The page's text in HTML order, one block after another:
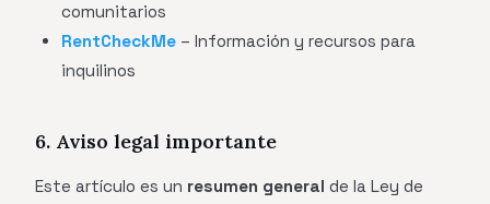
comunitarios
RentCheckMe – Información y recursos para
inquilinos
6. Aviso legal importante
Este artículo es un resumen general de la Ley de